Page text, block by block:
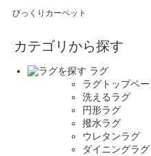
びっくりカーペット
カテゴリから探す
ラグ
ラグトップペー
洗えるラグ
円形ラグ
撥水ラグ
ウレタンラグ
ダイニングラグ